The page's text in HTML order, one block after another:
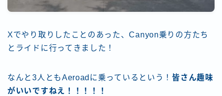
Xでやり取りしたことのあった、Canyon乗りの方たち
とライドに行ってきました！
なんと3人ともAeroadに乗っているという！皆さん趣味
がいいですねえ！！！！！